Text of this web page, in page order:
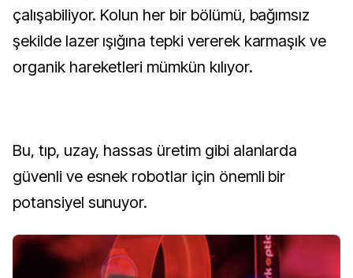
çalışabiliyor. Kolun her bir bölümü, bağımsız
şekilde lazer ışığına tepki vererek karmaşık ve
organik hareketleri mümkün kılıyor.
Bu, tıp, uzay, hassas üretim gibi alanlarda
güvenli ve esnek robotlar için önemli bir
potansiyel sunuyor.